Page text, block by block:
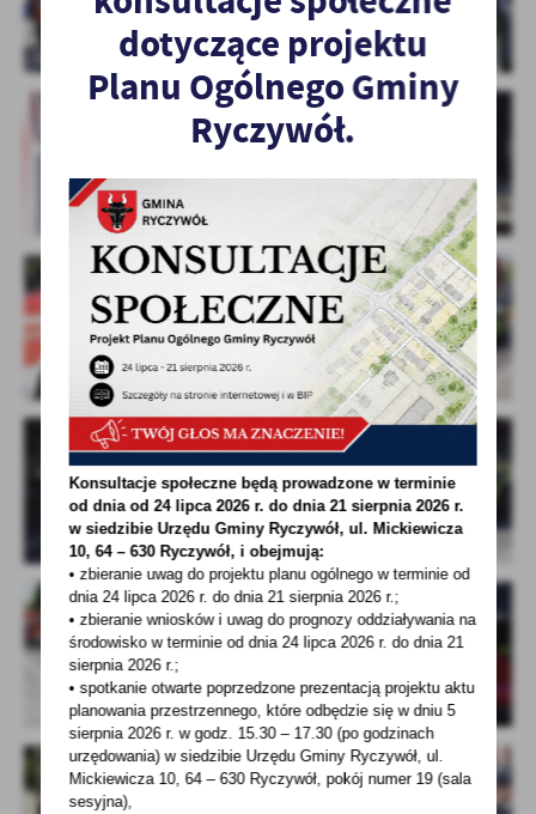
dotyczące projektu
Planu Ogólnego Gminy
Ryczywół.
Konsultacje społeczne będą prowadzone w terminie
od dnia od 24 lipca 2026 r. do dnia 21 sierpnia 2026 r.
w siedzibie Urzędu Gminy Ryczywół, ul. Mickiewicza
10, 64 – 630 Ryczywół, i obejmują:
• zbieranie uwag do projektu planu ogólnego w terminie od
dnia 24 lipca 2026 r. do dnia 21 sierpnia 2026 r.;
• zbieranie wniosków i uwag do prognozy oddziaływania na
środowisko w terminie od dnia 24 lipca 2026 r. do dnia 21
sierpnia 2026 r.;
• spotkanie otwarte poprzedzone prezentacją projektu aktu
planowania przestrzennego, które odbędzie się w dniu 5
sierpnia 2026 r.w godz. 15.30 – 17.30 (po godzinach
urzędowania) w siedzibie Urzędu Gminy Ryczywół, ul.
Mickiewicza 10, 64 – 630 Ryczywół, pokójnumer 19 (sala
sesyjna),